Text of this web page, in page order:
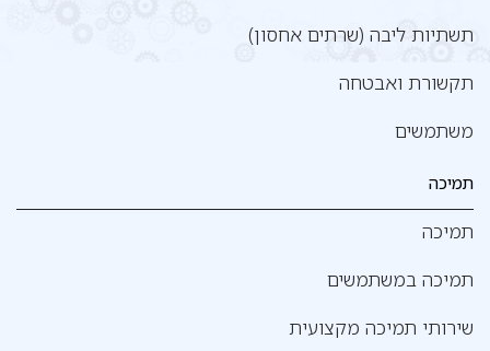
תשתיות ליבה (שרתים אחסון)
תקשורת ואבטחה
משתמשים
תמיכה
תמיכה
תמיכה במשתמשים
שירותי תמיכה מקצועית